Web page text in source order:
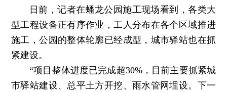
日前，记者在蟠龙公园施工现场看到，各类大
型工程设备正有序作业，工人分布在各个区域推进
施工，公园的整体轮廓已经成型，城市驿站也在抓
紧建设。
“项目整体进度已完成超30%，目前主要抓紧城
市驿站建设、总平土方开挖、雨水管网埋设。下一